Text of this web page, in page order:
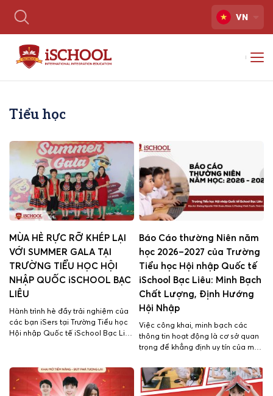
VN
Tiểu học
MÙA HÈ RỰC RỠ KHÉP LẠI
VỚI SUMMER GALA TẠI
TRƯỜNG TIỂU HỌC HỘI
NHẬP QUỐC iSCHOOL BẠC
LIÊU
Hành trình hè đầy trải nghiệm của
các bạn iSers tại Trường Tiểu học
Hội nhập Quốc tế iSchool Bạc Liêu
bùng nổ. Sự kiện không chỉ đánh
dấu mốc hoàn thành một mùa hè ý
nghĩa mà còn ghi […]
Báo Cáo thường Niên năm
học 2026–2027 của Trường
Tiểu học Hội nhập Quốc tế
iSchool Bạc Liêu: Minh Bạch
Chất Lượng, Định Hướng
Hội Nhập
Việc công khai, minh bạch các
thông tin hoạt động là cơ sở quan
trọng để khẳng định uy tín của một
các bậc phụ huynh. Thực hiện
Thông tư số 09/2024/TT-BGDĐT
của Bộ Giáo dục và Đào tạo,